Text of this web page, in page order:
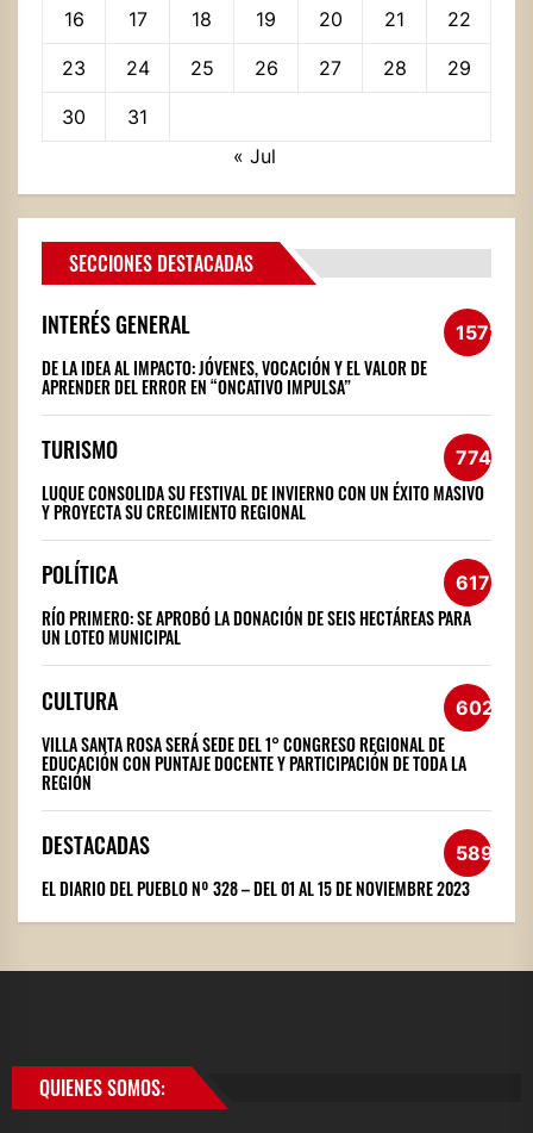
16 17 18 19 20 21 22
23 24 25 26 27 28 29
30
31
« Jul
SECCIONES DESTACADAS
INTERÉS GENERAL 1572
DE LA IDEA AL IMPACTO: JÓVENES, VOCACIÓN Y EL VALOR DE
APRENDER DEL ERROR EN “ONCATIVO IMPULSA”
TURISMO 774
LUQUE CONSOLIDA SU FESTIVAL DE INVIERNO CON UN ÉXITO MASIVO
Y PROYECTA SU CRECIMIENTO REGIONAL
POLÍTICA 617
RÍO PRIMERO: SE APROBÓ LA DONACIÓN DE SEIS HECTÁREAS PARA
UN LOTEO MUNICIPAL
CULTURA 602
VILLA SANTA ROSA SERÁ SEDE DEL 1° CONGRESO REGIONAL DE
EDUCACIÓN CON PUNTAJE DOCENTE Y PARTICIPACIÓN DE TODA LA
REGIÓN
DESTACADAS 589
EL DIARIO DEL PUEBLO Nº 328 – DEL 01 AL 15 DE NOVIEMBRE 2023
QUIENES SOMOS: